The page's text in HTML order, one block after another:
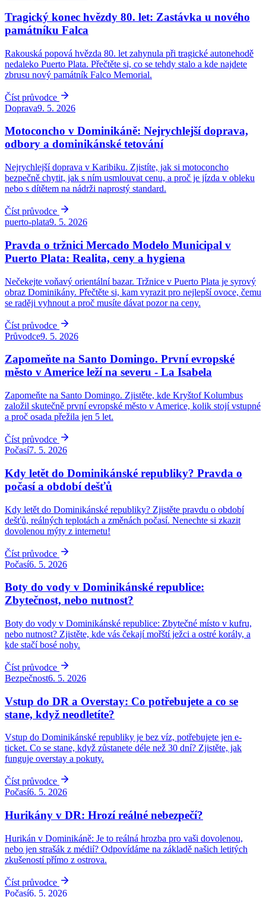
Tragický konec hvězdy 80. let: Zastávka u nového
památníku Falca
Rakouská popová hvězda 80. let zahynula při tragické autonehodě
nedaleko Puerto Plata. Přečtěte si, co se tehdy stalo a kde najdete
zbrusu nový památník Falco Memorial.
Číst průvodce
Doprava9. 5. 2026
Motoconcho v Dominikáně: Nejrychlejší doprava,
odbory a dominikánské tetování
Nejrychlejší doprava v Karibiku. Zjistíte, jak si motoconcho
bezpečně chytit, jak s ním usmlouvat cenu, a proč je jízda v obleku
nebo s dítětem na nádrži naprostý standard.
Číst průvodce
puerto-plata9. 5. 2026
Pravda o tržnici Mercado Modelo Municipal v
Puerto Plata: Realita, ceny a hygiena
Nečekejte voňavý orientální bazar. Tržnice v Puerto Plata je syrový
obraz Dominikány. Přečtěte si, kam vyrazit pro nejlepší ovoce, čemu
se raději vyhnout a proč musíte dávat pozor na ceny.
Číst průvodce
Průvodce9. 5. 2026
Zapomeňte na Santo Domingo. První evropské
město v Americe leží na severu - La Isabela
Zapomeňte na Santo Domingo. Zjistěte, kde Kryštof Kolumbus
založil skutečně první evropské město v Americe, kolik stojí vstupné
a proč osada přežila jen 5 let.
Číst průvodce
Počasí7. 5. 2026
Kdy letět do Dominikánské republiky? Pravda o
počasí a období dešťů
Kdy letět do Dominikánské republiky? Zjistěte pravdu o období
dešťů, reálných teplotách a změnách počasí. Nenechte si zkazit
dovolenou mýty z internetu!
Číst průvodce
Počasí6. 5. 2026
Boty do vody v Dominikánské republice:
Zbytečnost, nebo nutnost?
Boty do vody v Dominikánské republice: Zbytečné místo v kufru,
nebo nutnost? Zjistěte, kde vás čekají mořští ježci a ostré korály, a
kde stačí bosé nohy.
Číst průvodce
Bezpečnost6. 5. 2026
Vstup do DR a Overstay: Co potřebujete a co se
stane, když neodletíte?
Vstup do Dominikánské republiky je bez víz, potřebujete jen e-
ticket. Co se stane, když zůstanete déle než 30 dní? Zjistěte, jak
funguje overstay a pokuty.
Číst průvodce
Počasí6. 5. 2026
Hurikány v DR: Hrozí reálné nebezpečí?
Hurikán v Dominikáně: Je to reálná hrozba pro vaši dovolenou,
nebo jen strašák z médií? Odpovídáme na základě našich letitých
zkušeností přímo z ostrova.
Číst průvodce
Počasí6. 5. 2026